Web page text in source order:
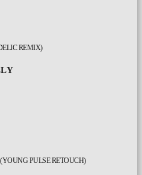
REMIX)
PULSE RETOUCH)